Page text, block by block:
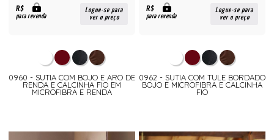
R$
para revenda
Logue-se para
ver o preço
0960 - SUTIA COM BOJO E ARO DE
RENDA E CALCINHA FIO EM
MICROFIBRA E RENDA
R$
para revenda
Logue-se para
ver o preço
0962 - SUTIA COM TULE BORDADO
BOJO E MICROFIBRA E CALCINHA
FIO